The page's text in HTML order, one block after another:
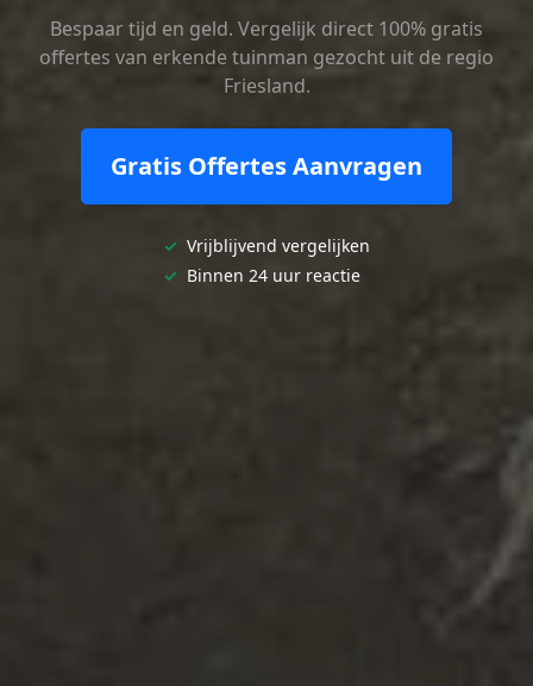
Bespaar tijd en geld. Vergelijk direct 100% gratis
offertes van erkende tuinman gezocht uit de regio
Friesland.
Gratis Offertes Aanvragen
✓ Vrijblijvend vergelijken
✓ Binnen 24 uur reactie